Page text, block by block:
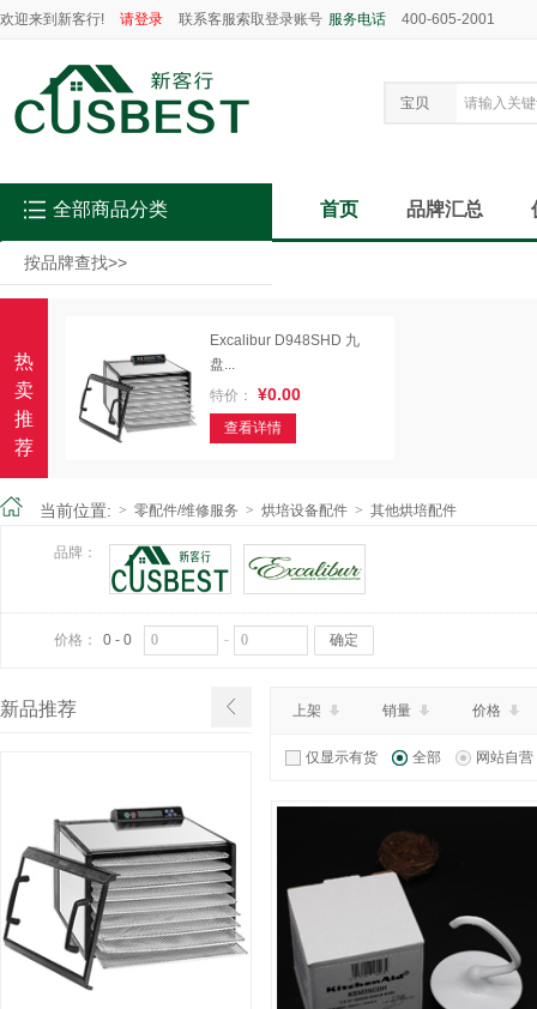
欢迎来到新客行! 请登录 联系客服索取登录账号 服务电话 400-605-2001
宝贝
按品牌查找>>
全部商品分类 首页 品牌汇总
热
卖
推
荐
Excalibur D948SHD 九
盘...
特价：
¥0.00
查看详情
当前位置: > 零配件/维修服务 > 烘培设备配件 > 其他烘培配件
品牌：
价格： 0 - 0 确定
新品推荐 上架 销量 价格
仅显示有货 全部 网站自营